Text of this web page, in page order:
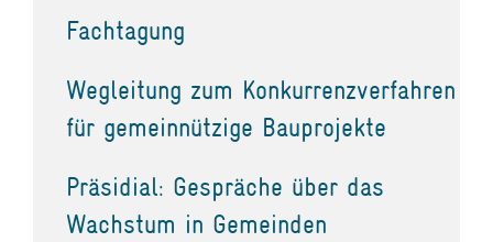
Fachtagung
Wegleitung zum Konkurrenzverfahren
für gemeinnützige Bauprojekte
Präsidial: Gespräche über das
Wachstum in Gemeinden